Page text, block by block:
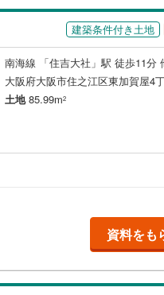
建築条件付き土地
南海線 「住吉大社」駅 徒歩11分
大阪府大阪市住之江区東加賀屋4
土地85.99m2
資料をも
南海高野線(
阪堺電気軌
南海高野山ケ
(2)
神戸高速線
神戸市営地
智頭急行(3)